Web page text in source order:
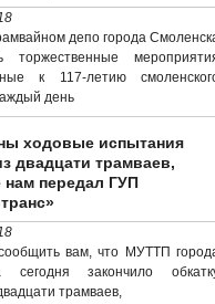
депо города
торжественные
к 117-летию
день
ходовые испытания
двадцати трамваев,
нам передал ГУП
вам, что МУТТП
сегодня закончило
трамваев,